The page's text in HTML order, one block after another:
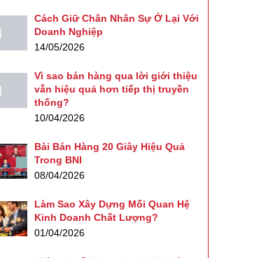
Cách Giữ Chân Nhân Sự Ở Lại Với
Doanh Nghiệp
14/05/2026
Vì sao bán hàng qua lời giới thiệu
vẫn hiệu quả hơn tiếp thị truyền
thống?
10/04/2026
Bài Bán Hàng 20 Giây Hiệu Quả
Trong BNI
08/04/2026
Làm Sao Xây Dựng Mối Quan Hệ
Kinh Doanh Chất Lượng?
01/04/2026